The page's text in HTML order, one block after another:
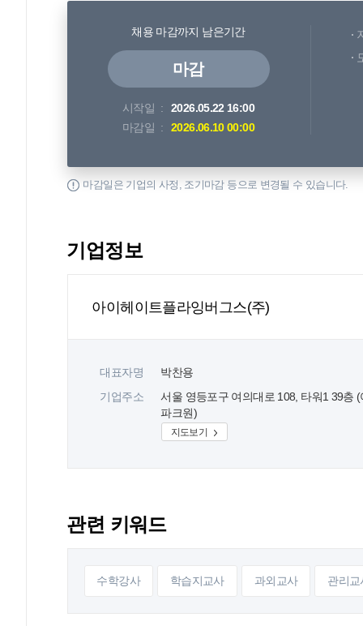
채용 마감까지 남은기간
마감
시작일
2026.05.22 16:00
마감일
2026.06.10 00:00
마감일은 기업의 사정, 조기마감 등으로 변경될 수 있습니다.
기업정보
아이헤이트플라잉버그스(주)
대표자명
박찬용
기업주소
서울 영등포구 여의대로 108, 타워1 39층
파크원)
지도보기
관련 키워드
수학강사 학습지교사 과외교사 관리교